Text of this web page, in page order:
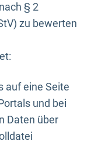
§ 2
zu bewerten
auf eine Seite
und bei
Daten über